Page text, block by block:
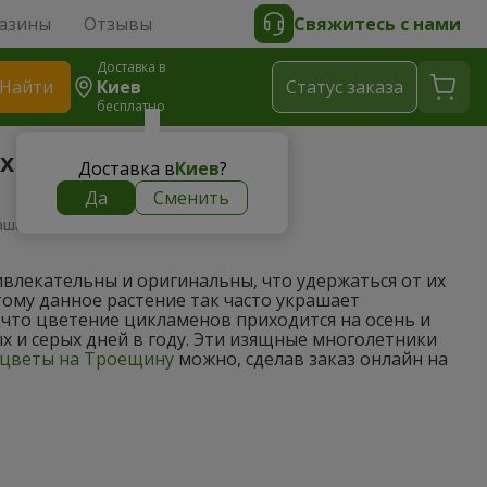
Отзывы Свяжитесь с нами
Найти
Доставка в
Киев
бесплатно
Доставка вКиев?
Да
Сменить
Cтатус заказа
условиях
условиях
и оригинальны, что удержаться от их
данное растение так часто украшает
цветение цикламенов приходится на осень и
серых дней в году. Эти изящные многолетники
цветы на Троещину можно, сделав заказ онлайн на